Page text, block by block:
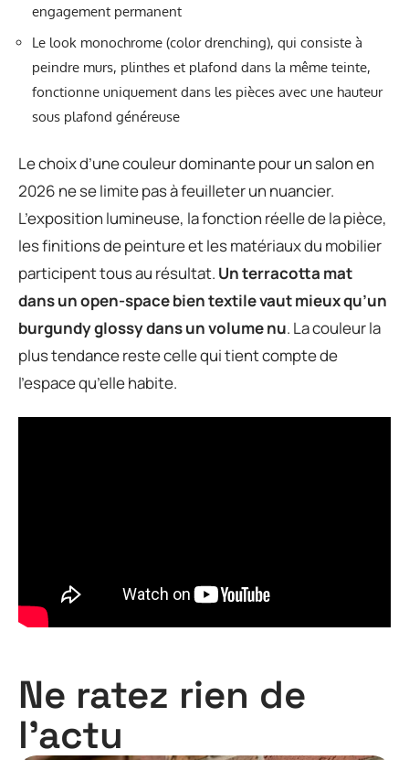
engagement permanent
Le look monochrome (color drenching), qui consiste à
peindre murs, plinthes et plafond dans la même teinte,
fonctionne uniquement dans les pièces avec une hauteur
sous plafond généreuse
Le choix d’une couleur dominante pour un salon en
2026 ne se limite pas à feuilleter un nuancier.
L’exposition lumineuse, la fonction réelle de la pièce,
les finitions de peinture et les matériaux du mobilier
participent tous au résultat. Un terracotta mat
dans un open-space bien textile vaut mieux qu’un
burgundy glossy dans un volume nu. La couleur la
plus tendance reste celle qui tient compte de
l’espace qu’elle habite.
Ne ratez rien de
l'actu